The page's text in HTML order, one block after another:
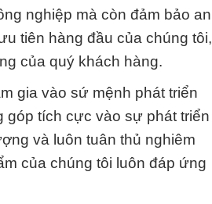
nghiệp mà còn đảm bảo an
tiên hàng đầu của chúng tôi,
của quý khách hàng.
gia vào sứ mệnh phát triển
góp tích cực vào sự phát triển
và luôn tuân thủ nghiêm
của chúng tôi luôn đáp ứng